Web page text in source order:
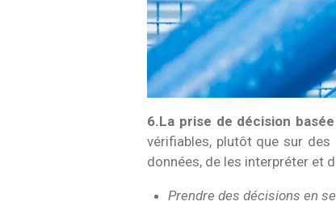
6.La prise de décision
vérifiables, plutôt que sur
données, de les interpréter et
Prendre des décisions en